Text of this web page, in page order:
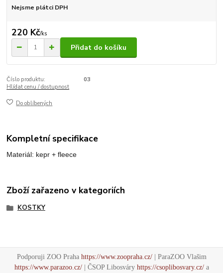
Nejsme plátci DPH
220 Kč/ks
Přidat do košíku
Číslo produktu:
03
Hlídat cenu / dostupnost
Do oblíbených
Kompletní specifikace
Materiál: kepr + fleece
Zboží zařazeno v kategoriích
KOSTKY
Podporuji ZOO Praha https://www.zoopraha.cz/| ParaZOO Vlašim
https://www.parazoo.cz/| ČSOP Libosváry https://csoplibosvary.cz/a